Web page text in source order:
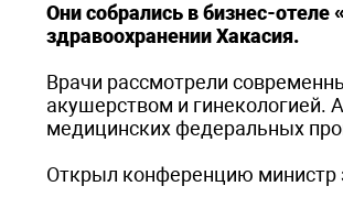
Они собрались в бизнес-
здравоохранении Хакасия.
Врачи рассмотрели
акушерством и
медицинских федеральных
Открыл конференцию министр